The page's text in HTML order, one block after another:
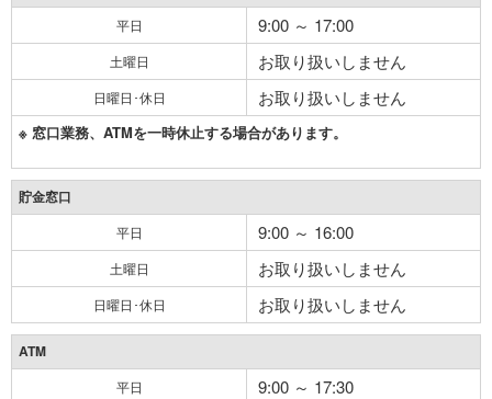
平日 9:00 ～ 17:00
土曜日 お取り扱いしません
日曜日･休日 お取り扱いしません
※ 窓口業務、ATMを一時休止する場合があります。
貯金窓口
平日 9:00 ～ 16:00
土曜日 お取り扱いしません
日曜日･休日 お取り扱いしません
ATM
平日 9:00 ～ 17:30